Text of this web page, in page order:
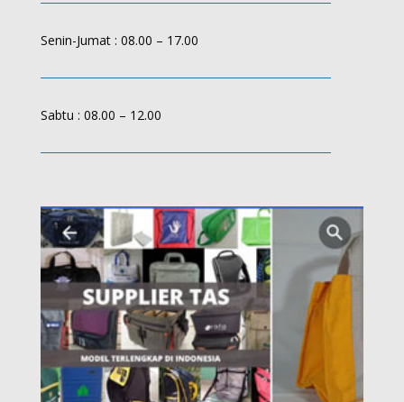
Senin-Jumat : 08.00 – 17.00
Sabtu : 08.00 – 12.00